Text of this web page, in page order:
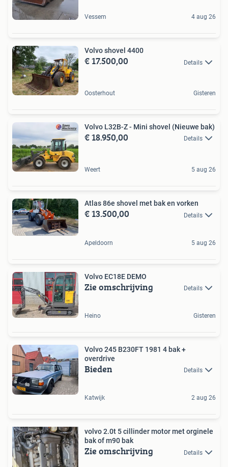
Vessem 4 aug 26
Volvo shovel 4400
€ 17.500,00 Details
Oosterhout Gisteren
Volvo L32B-Z - Mini shovel (Nieuwe bak)
€ 18.950,00 Details
Weert 5 aug 26
Atlas 86e shovel met bak en vorken
€ 13.500,00 Details
Apeldoorn 5 aug 26
Volvo EC18E DEMO
Zie omschrijving Details
Heino Gisteren
Volvo 245 B230FT 1981 4 bak +
overdrive
Bieden Details
Katwijk 2 aug 26
volvo 2.0t 5 cillinder motor met orginele
bak of m90 bak
Zie omschrijving Details